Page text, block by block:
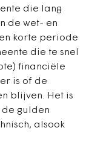
die lang
de wet- en
korte periode
die te snel
financiële
is of de
blijven. Het is
gulden
alsook